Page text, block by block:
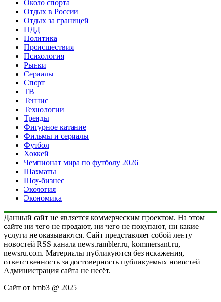
Около спорта
Отдых в России
Отдых за границей
ПДД
Политика
Происшествия
Психология
Рынки
Сериалы
Спорт
ТВ
Теннис
Технологии
Тренды
Фигурное катание
Фильмы и сериалы
Футбол
Хоккей
Чемпионат мира по футболу 2026
Шахматы
Шоу-бизнес
Экология
Экономика
Данный сайт не является коммерческим проектом. На этом
сайте ни чего не продают, ни чего не покупают, ни какие
услуги не оказываются. Сайт представляет собой ленту
новостей RSS канала news.rambler.ru, kommersant.ru,
newsru.com. Материалы публикуются без искажения,
ответственность за достоверность публикуемых новостей
Администрация сайта не несёт.
Сайт от bmb3 @ 2025